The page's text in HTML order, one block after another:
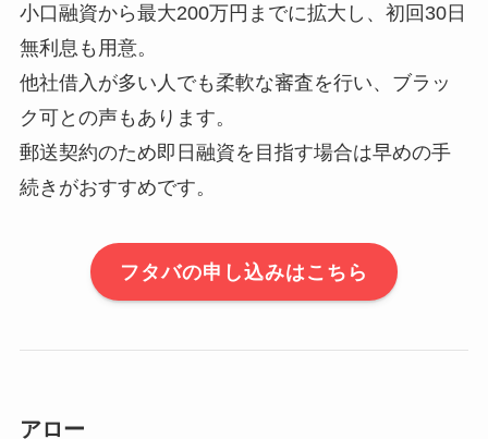
小口融資から最大200万円までに拡大し、初回30日
無利息も用意。
他社借入が多い人でも柔軟な審査を行い、ブラッ
ク可との声もあります。
郵送契約のため即日融資を目指す場合は早めの手
続きがおすすめです。
フタバの申し込みはこちら
アロー